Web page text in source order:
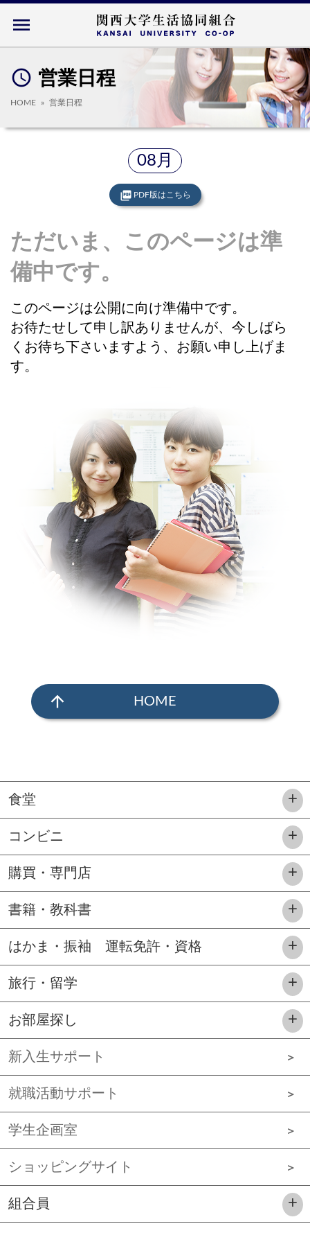
menu
access_time 営業日程
HOME 営業日程
08月
picture_as_pdf PDF版はこちら
ただいま、このページは準
備中です。
このページは公開に向け準備中です。
お待たせして申し訳ありませんが、今しばら
くお待ち下さいますよう、お願い申し上げま
す。
arrow_upward HOME
食堂
コンビニ
購買・専門店
書籍・教科書
はかま・振袖 運転免許・資格
旅行・留学
お部屋探し
新入生サポート
就職活動サポート
学生企画室
ショッピングサイト
組合員